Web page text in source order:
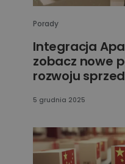
Porady
Integracja
zobacz nowe
rozwoju
5 grudnia 2025